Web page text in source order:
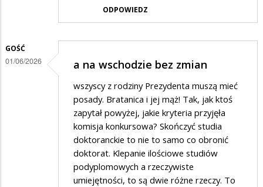
ODPOWIEDZ
GOŚĆ
01/06/2026 a na wschodzie bez zmian
wszyscy z rodziny Prezydenta muszą mieć
posady. Bratanica i jej mąż! Tak, jak ktoś
zapytał powyżej, jakie kryteria przyjęła
komisja konkursowa? Skończyć studia
doktoranckie to nie to samo co obronić
doktorat. Klepanie ilościowe studiów
podyplomowych a rzeczywiste
umiejętności, to są dwie różne rzeczy. To